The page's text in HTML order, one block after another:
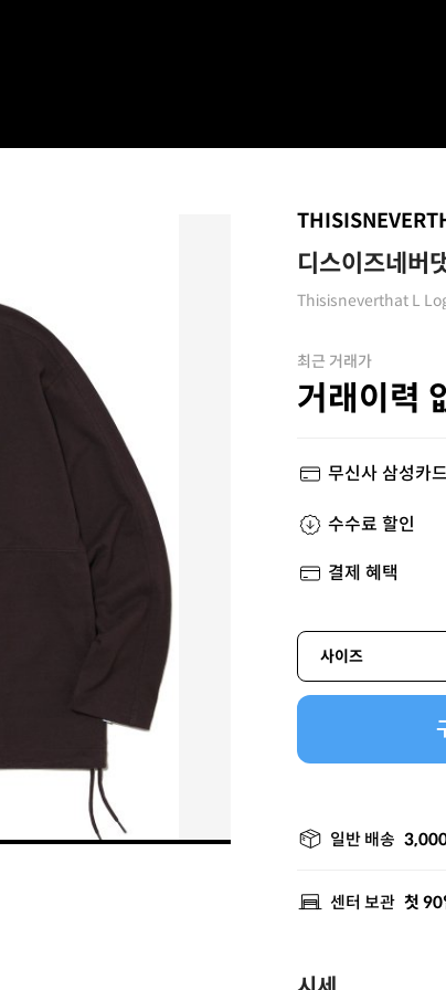
디스이즈네버
Thisisneverthat L
최근 거래가
거래이력
무신사 삼성카
수수료 할인
결제 혜택
사이즈
일반 배송
센터 보관 첫 90